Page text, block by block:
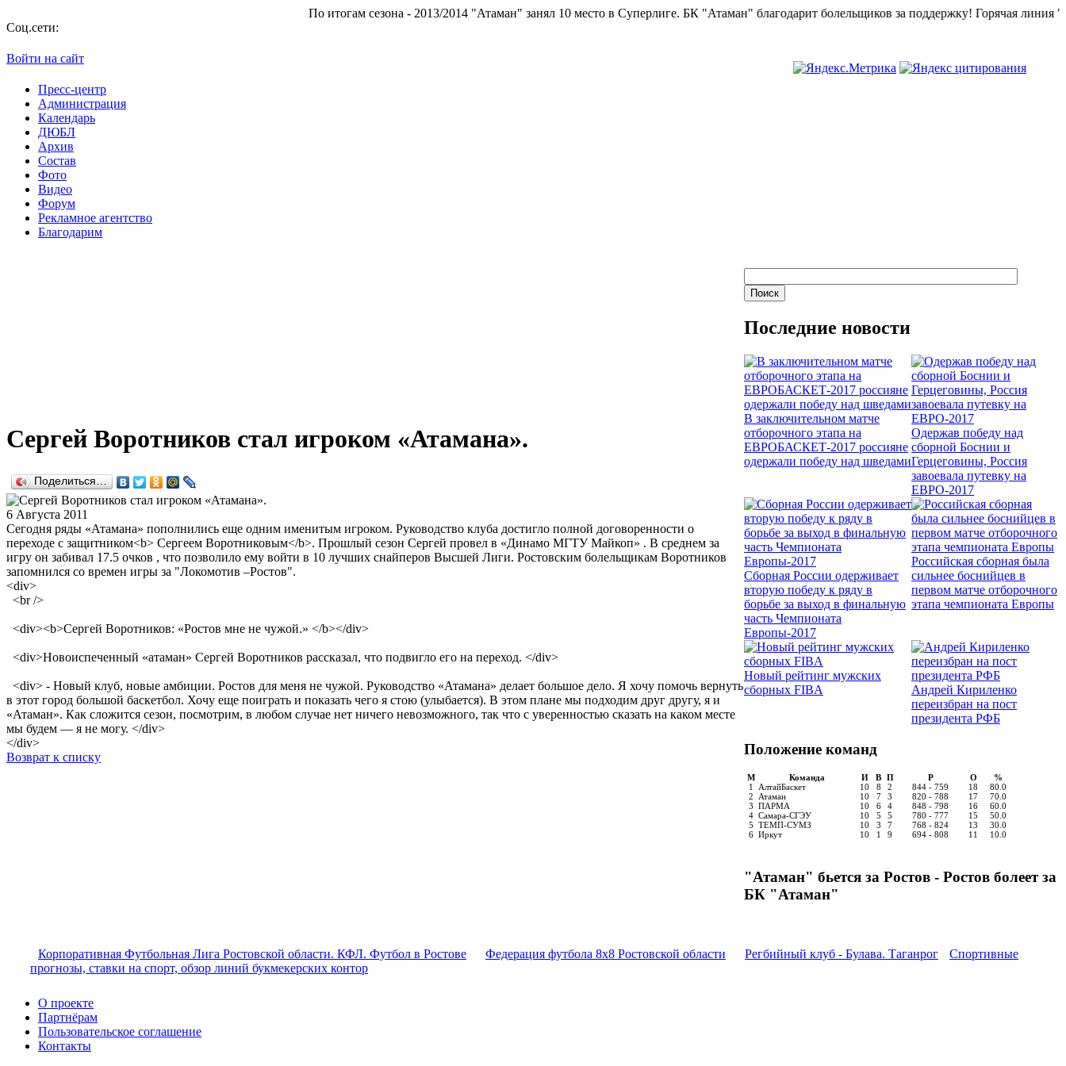
По итогам сезона - 2013/2014 "Атаман" занял 10 место в Суперлиге.БК "Атаман" благодарит болельщиков за поддержку!Горячая линия "БК
Соц.сети:
Войти на сайт
Пресс-центр
Администрация
Календарь
ДЮБЛ
Архив
Состав
Фото
Видео
Форум
Рекламное агентство
Благодарим
Сергей Воротников стал игроком «Атамана».
Поделиться…
6 Августа 2011
Сегодня ряды «Атамана» пополнились еще одним именитым игроком. Руководство клуба достигло полной договоренности о
переходе с защитником<b> Сергеем Воротниковым</b>. Прошлый сезон Сергей провел в «Динамо МГТУ Майкоп» . В среднем за
игру он забивал 17.5 очков , что позволило ему войти в 10 лучших снайперов Высшей Лиги. Ростовским болельщикам Воротников
запомнился со времен игры за "Локомотив –Ростов".
<div>
<br />
<div><b>Сергей Воротников: «Ростов мне не чужой.» </b></div>
<div>Новоиспеченный «атаман» Сергей Воротников рассказал, что подвигло его на переход. </div>
<div> - Новый клуб, новые амбиции. Ростов для меня не чужой. Руководство «Атамана» делает большое дело. Я хочу помочь вернуть
в этот город большой баскетбол. Хочу еще поиграть и показать чего я стою (улыбается). В этом плане мы подходим друг другу, я и
«Атаман». Как сложится сезон, посмотрим, в любом случае нет ничего невозможного, так что с уверенностью сказать на каком месте
мы будем — я не могу. </div>
</div>
Возврат к списку
Последние новости
В заключительном матче
отборочного этапа на
ЕВРОБАСКЕТ-2017 россияне
одержали победу над шведами
Одержав победу над
сборной Боснии и
Герцеговины, Россия
завоевала путевку на
ЕВРО-2017
Сборная России одерживает
вторую победу к ряду в
борьбе за выход в финальную
часть Чемпионата
Европы-2017
Российская сборная была
сильнее боснийцев в
первом матче отборочного
этапа чемпионата Европы
Новый рейтинг мужских
сборных FIBA
Андрей Кириленко
переизбран на пост
президента РФБ
Положение команд
М Команда И В П Р О
%
1
АлтайБаскет 10 8 2 844 - 759 18
80.0
2
Атаман 10 7 3 820 - 788 17
70.0
3 ПАРМА 10 6 4 848 - 798 16
60.0
4 Самара-СГЭУ 10 5 5 780 - 777 15
50.0
5 ТЕМП-СУМЗ 10 3 7 768 - 824 13
30.0
6 Иркут 10 1 9 694 - 808 11 10.0
"Атаман" бьется за Ростов - Ростов болеет за
БК "Атаман"
Корпоративная Футбольная Лига Ростовской области. КФЛ. Футбол в Ростове Федерация футбола 8x8 Ростовской области Регбийный клуб - Булава. Таганрог
Спортивные
прогнозы, ставки на спорт, обзор линий букмекерских контор
О проекте
Партнёрам
Пользовательское соглашение
Контакты